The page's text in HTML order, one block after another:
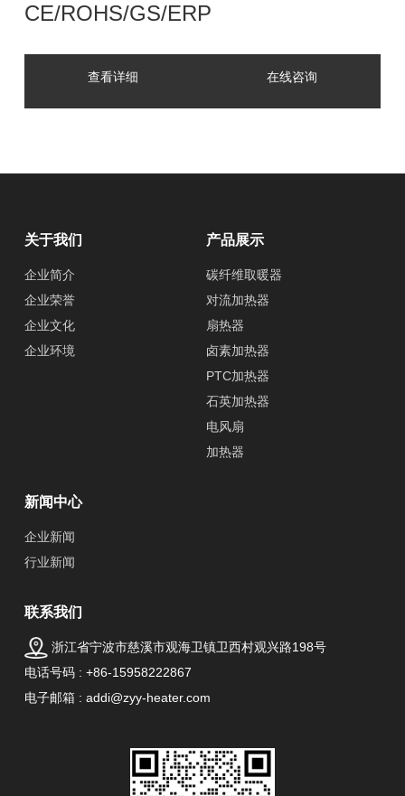
CE/ROHS/GS/ERP
查看详细 在线咨询
关于我们
企业简介
企业荣誉
企业文化
企业环境
产品展示
碳纤维取暖器
对流加热器
扇热器
卤素加热器
PTC加热器
石英加热器
电风扇
加热器
新闻中心
企业新闻
行业新闻
联系我们
浙江省宁波市慈溪市观海卫镇卫西村观兴路198号
电话号码 : +86-15958222867
电子邮箱 : addi@zyy-heater.com